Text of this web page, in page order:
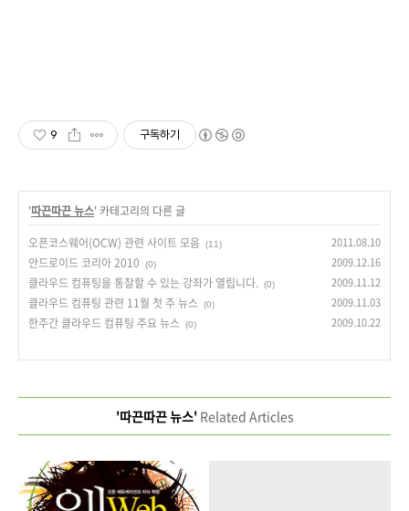
9 구독하기
'따끈따끈 뉴스' 카테고리의 다른 글
오픈코스웨어(OCW) 관련 사이트 모음 (11) 2011.08.10
안드로이드 코리아 2010 (0) 2009.12.16
클라우드 컴퓨팅을 통찰할 수 있는 강좌가 열립니다. (0) 2009.11.12
클라우드 컴퓨팅 관련 11월 첫 주 뉴스 (0) 2009.11.03
한주간 클라우드 컴퓨팅 주요 뉴스 (0) 2009.10.22
'따끈따끈 뉴스'Related Articles